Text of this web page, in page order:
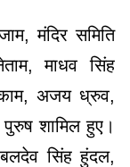
मंदिर समिति
माधव सिंह
अजय ध्रुव,
शामिल हुए।
सिंह हुंदल,